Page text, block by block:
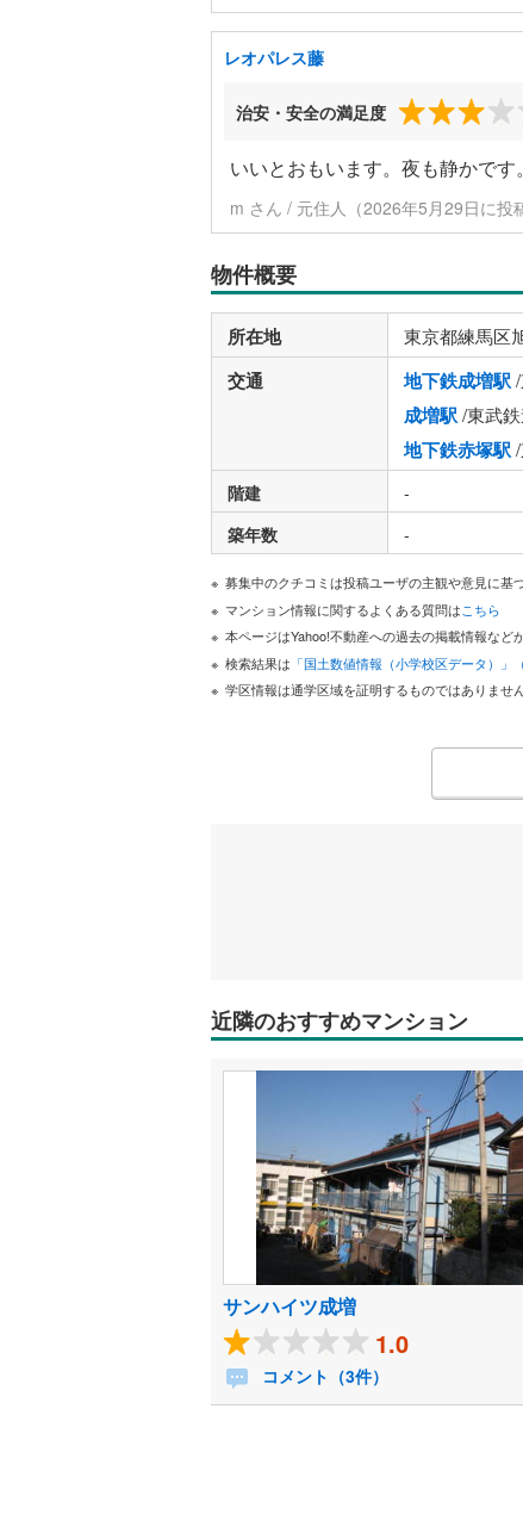
レオパレス藤
治安・安全の満足度
いいとおもいます。夜も静かです
m さん / 元住人（2026年5月29日に投
物件概要
所在地 東京都練馬区
交通 地下鉄成増駅
成増駅/東武
地下鉄赤塚駅
階建 -
築年数
-
募集中のクチコミは投稿ユーザの主観や意見に基
マンション情報に関するよくある質問はこちら
本ページはYahoo!不動産への過去の掲載情報など
検索結果は 「国土数値情報（小学校区データ）」
学区情報は通学区域を証明するものではありませ
近隣のおすすめマンション
サンハイツ成増
1.0
コメント（3件）